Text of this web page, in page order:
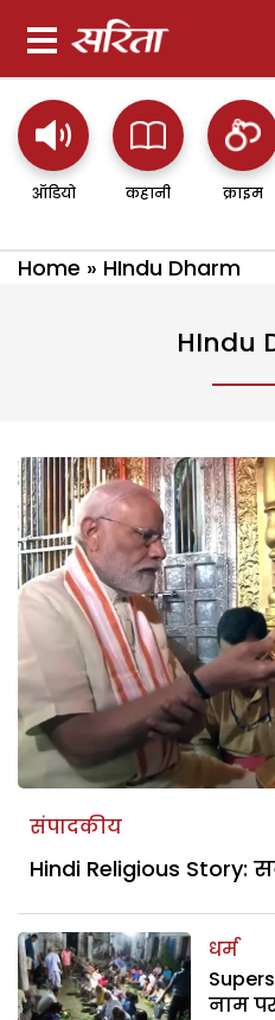
ऑडियो कहानी क्राइम
Home » HIndu Dharm
HIndu
संपादकीय
Hindi Religious Story:
धर्म
नाम